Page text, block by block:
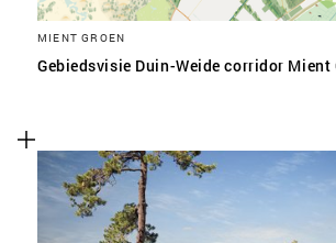
MIENT GROEN
Gebiedsvisie Duin-Weide corridor Mient